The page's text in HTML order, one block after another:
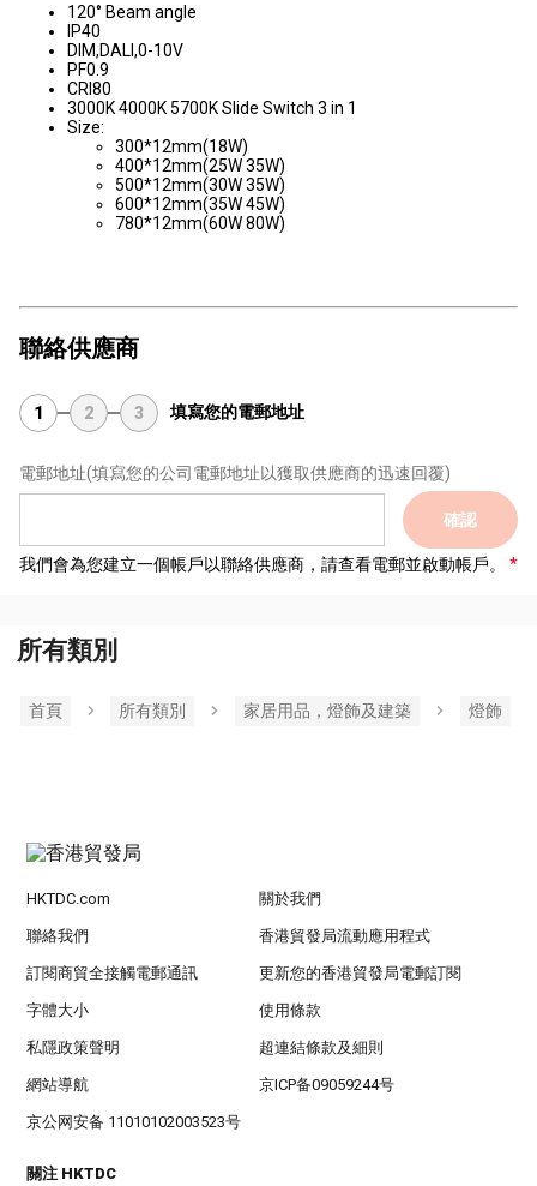
120° Beam angle
IP40
DIM,DALI,0-10V
PF0.9
CRI80
3000K 4000K 5700K Slide Switch 3 in 1
Size:
300*12mm(18W)
400*12mm(25W 35W)
500*12mm(30W 35W)
600*12mm(35W 45W)
780*12mm(60W 80W)
聯絡供應商
1 2 3 填寫您的電郵地址
電郵地址(填寫您的公司電郵地址以獲取供應商的迅速回覆)
確認
我們會為您建立一個帳戶以聯絡供應商，請查看電郵並啟動帳戶。
所有類別
首頁 所有類別 家居用品，燈飾及建築 燈飾
HKTDC.com 關於我們
聯絡我們 香港貿發局流動應用程式
訂閱商貿全接觸電郵通訊 更新您的香港貿發局電郵訂閱
字體大小 使用條款
私隱政策聲明 超連結條款及細則
網站導航 京ICP备09059244号
京公网安备 11010102003523号
關注 HKTDC